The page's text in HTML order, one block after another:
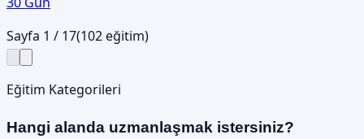
Sayfa 1 / 17(102eğitim)
Eğitim Kategorileri
Hangi alanda uzmanlaşmak istersiniz?